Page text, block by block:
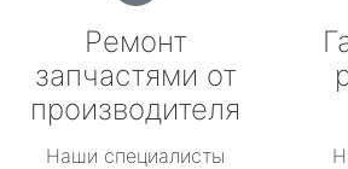
Ремонт
запчастями от
производителя
Наши специалисты